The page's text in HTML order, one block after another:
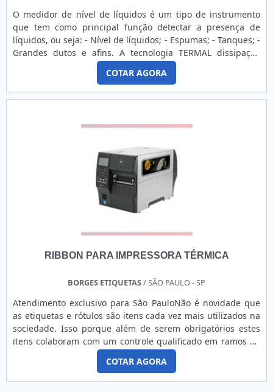
O medidor de nível de líquidos é um tipo de instrumento
que tem como principal função detectar a presença de
líquidos, ou seja: - Nível de líquidos; - Espumas; - Tanques; -
Grandes dutos e afins. A tecnologia TERMAL dissipação
térmica se compõe de duas hastes paralelas, sem partes
moveis sujeitas a desgaste e manutenção, permite através
dos diferentes níveis de dissipação térmica de vários
fluidos, a eficiente detecção ou diferenciação do me....
COTAR AGORA
RIBBON PARA IMPRESSORA TÉRMICA
BORGES ETIQUETAS/ SÃO PAULO - SP
Atendimento exclusivo para São PauloNão é novidade que
as etiquetas e rótulos são itens cada vez mais utilizados na
sociedade. Isso porque além de serem obrigatórios estes
itens colaboram com um controle qualificado em ramos de
logística, por exemplo, além de oferecer segurança,
agilidade e organização em diversos segmentos do
comércio. Benefícios garantidos pelo ribbon para
COTAR AGORA